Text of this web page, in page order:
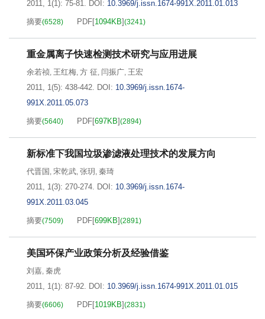
2011, 1(1): 75-81. DOI: 10.3969/j.issn.1674-991X.2011.01.013
摘要(6528) PDF[1094KB](3241)
重金属离子快速检测技术研究与应用进展
余若祯, 王红梅, 方 征, 闫振广, 王宏
2011, 1(5): 438-442. DOI: 10.3969/j.issn.1674-
991X.2011.05.073
摘要(5640) PDF[697KB](2894)
新标准下我国垃圾渗滤液处理技术的发展方向
代晋国 , 宋乾武, 张玥 , 秦琦
2011, 1(3): 270-274. DOI: 10.3969/j.issn.1674-
991X.2011.03.045
摘要(7509) PDF[699KB](2891)
美国环保产业政策分析及经验借鉴
刘嘉, 秦虎
2011, 1(1): 87-92. DOI: 10.3969/j.issn.1674-991X.2011.01.015
摘要(6606) PDF[1019KB](2831)